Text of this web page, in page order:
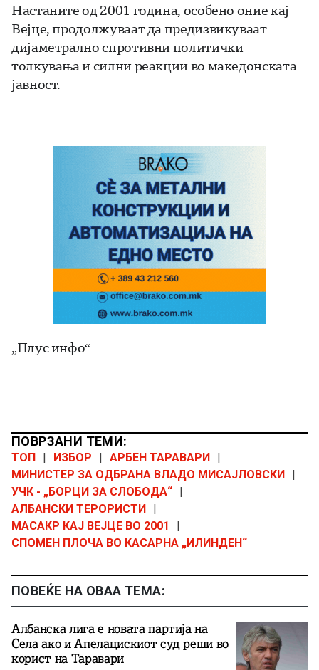
Настаните од 2001 година, особено оние кај
Вејце, продолжуваат да предизвикуваат
дијаметрално спротивни политички
толкувања и силни реакции во македонската
јавност.
„Плус инфо“
ПОВРЗАНИ ТЕМИ:
ТОП | ИЗБОР | АРБЕН ТАРАВАРИ |
МИНИСТЕР ЗА ОДБРАНА ВЛАДО МИСАЈЛОВСКИ |
УЧК - „БОРЦИ ЗА СЛОБОДА“ |
АЛБАНСКИ ТЕРОРИСТИ |
МАСАКР КАЈ ВЕЈЦЕ ВО 2001
|
СПОМЕН ПЛОЧА ВО КАСАРНА „ИЛИНДЕН“
ПОВЕЌЕ НА ОВАА ТЕМА:
Албанска лига е новата партија на
Села ако и Апелацискиот суд реши во
корист на Таравари